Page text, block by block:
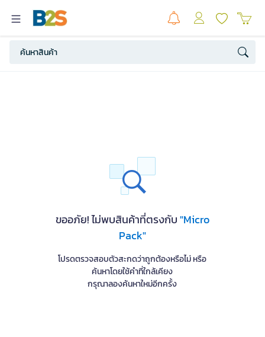
ขออภัย! ไม่พบสินค้าที่ตรงกับ"Micro
Pack"
โปรดตรวจสอบตัวสะกดว่าถูกต้องหรือไม่ หรือ
ค้นหาโดยใช้คำที่ใกล้เคียง
กรุณาลองค้นหาใหม่อีกครั้ง